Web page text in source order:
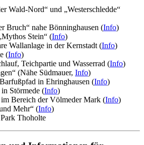
Wald-Nord“ und „Westerschledde“
Bruch“ nahe Bönninghausen (Info)
Stein“ (Info)
Wallanlage in der Kernstadt (Info)
(Info)
Teichpartie und Wasserrad (Info)
(Nähe Südmauer, Info)
in Ehringhausen (Info)
Störmede (Info)
Bereich der Völmeder Mark (Info)
Mehr“ (Info)
Thoholte